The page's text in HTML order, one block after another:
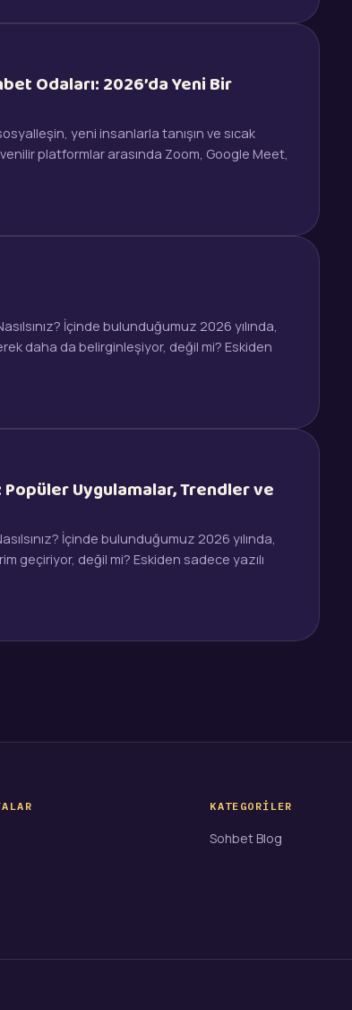
Odaları: 2026’da Yeni Bir
yeni insanlarla tanışın ve sıcak
platformlar arasında Zoom, Google Meet,
İçinde bulunduğumuz 2026 yılında,
daha da belirginleşiyor, değil mi? Eskiden
Popüler Uygulamalar, Trendler ve
İçinde bulunduğumuz 2026 yılında,
geçiriyor, değil mi? Eskiden sadece yazılı
KATEGORILER
Sohbet Blog